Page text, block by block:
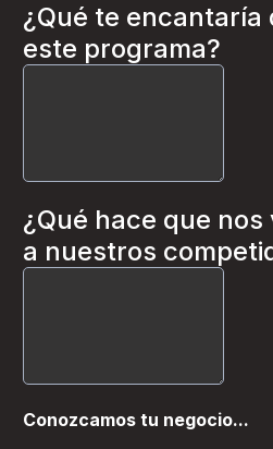
¿Qué te encantaría
este programa?
¿Qué hace que
a nuestros
Conozcamos tu negocio...